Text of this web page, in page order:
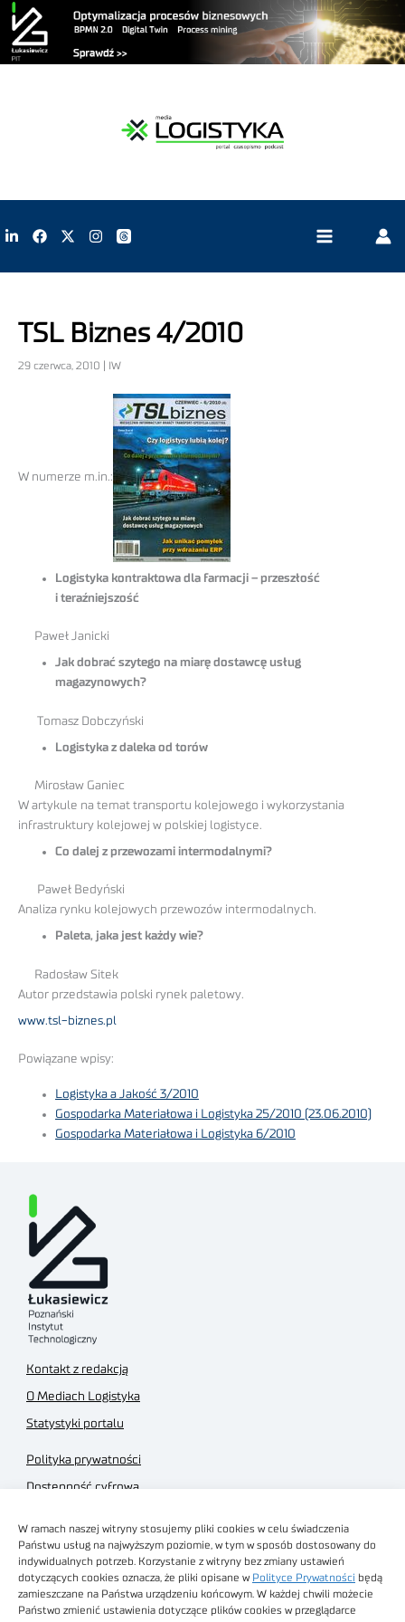
W ramach naszej witryny stosujemy pliki cookies w celu świadczenia
Państwu usług na najwyższym poziomie, w tym w sposób dostosowany do
indywidualnych potrzeb. Korzystanie z witryny bez zmiany ustawień
dotyczących cookies oznacza, że pliki opisane w Polityce Prywatności będą
zamieszczane na Państwa urządzeniu końcowym. W każdej chwili możecie
Państwo zmienić ustawienia dotyczące plików cookies w przeglądarce
TSL Biznes 4/2010
29 czerwca, 2010 | IW
W numerze m.in.:
Logistyka kontraktowa dla farmacji – przeszłość
i teraźniejszość
Paweł Janicki
Jak dobrać szytego na miarę dostawcę usług
magazynowych?
Tomasz Dobczyński
Logistyka z daleka od torów
Mirosław Ganiec
W artykule na temat transportu kolejowego i wykorzystania
infrastruktury kolejowej w polskiej logistyce.
Co dalej z przewozami intermodalnymi?
Paweł Bedyński
Analiza rynku kolejowych przewozów intermodalnych.
Paleta, jaka jest każdy wie?
Radosław Sitek
Autor przedstawia polski rynek paletowy.
www.tsl-biznes.pl
Powiązane wpisy:
Logistyka a Jakość 3/2010
Gospodarka Materiałowa i Logistyka 25/2010 (23.06.2010)
Gospodarka Materiałowa i Logistyka 6/2010
Kontakt z redakcją
O Mediach Logistyka
Statystyki portalu
Polityka prywatności
Dostępność cyfrowa
Regulamin sklepu